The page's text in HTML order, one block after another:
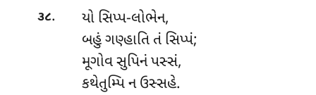
૩૮.
યો સિપ્પ-લોભેન,
બહું ગણ્હાતિ તં સિપ્પં;
મૂગોવસુપિનં પસ્સં,
કથેતુમ્પિ ન ઉસ્સહે.